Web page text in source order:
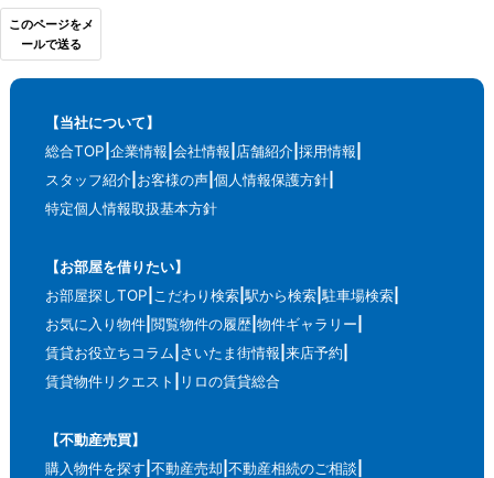
このページをメ
ールで送る
【当社について】
総合TOP 企業情報 会社情報 店舗紹介 採用情報
スタッフ紹介 お客様の声 個人情報保護方針
特定個人情報取扱基本方針
【お部屋を借りたい】
お部屋探しTOP こだわり検索 駅から検索 駐車場検索
お気に入り物件 閲覧物件の履歴 物件ギャラリー
賃貸お役立ちコラム さいたま街情報 来店予約
賃貸物件リクエスト
リロの賃貸総合
【不動産売買】
購入物件を探す 不動産売却 不動産相続のご相談